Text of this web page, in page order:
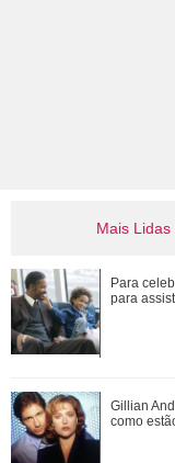
Mais Lidas
Adriana
dos
Gulnaz
Veja o
Para
para
Gillian
como